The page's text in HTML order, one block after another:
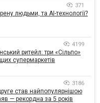
371
людьми, та AI-технології?
4199
ритейл: три «Сільпо»
супермаркетів
3186
став найпопулярнішою
— рекордна за 5 років